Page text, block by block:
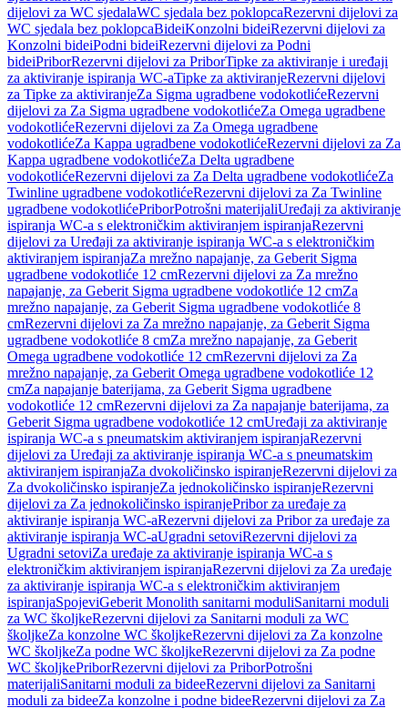
dijelovi za WC sjedalaWC sjedala bez poklopcaRezervni dijelovi za
WC sjedala bez poklopcaBideiKonzolni bideiRezervni dijelovi za
Konzolni bideiPodni bideiRezervni dijelovi za Podni
bideiPriborRezervni dijelovi za PriborTipke za aktiviranje i uređaji
za aktiviranje ispiranja WC-aTipke za aktiviranjeRezervni dijelovi
za Tipke za aktiviranjeZa Sigma ugradbene vodokotlićeRezervni
dijelovi za Za Sigma ugradbene vodokotlićeZa Omega ugradbene
vodokotlićeRezervni dijelovi za Za Omega ugradbene
vodokotlićeZa Kappa ugradbene vodokotlićeRezervni dijelovi za Za
Kappa ugradbene vodokotlićeZa Delta ugradbene
vodokotlićeRezervni dijelovi za Za Delta ugradbene vodokotlićeZa
Twinline ugradbene vodokotlićeRezervni dijelovi za Za Twinline
ugradbene vodokotlićePriborPotrošni materijaliUređaji za aktiviranje
ispiranja WC-a s elektroničkim aktiviranjem ispiranjaRezervni
dijelovi za Uređaji za aktiviranje ispiranja WC-a s elektroničkim
aktiviranjem ispiranjaZa mrežno napajanje, za Geberit Sigma
ugradbene vodokotliće 12 cmRezervni dijelovi za Za mrežno
napajanje, za Geberit Sigma ugradbene vodokotliće 12 cmZa
mrežno napajanje, za Geberit Sigma ugradbene vodokotliće 8
cmRezervni dijelovi za Za mrežno napajanje, za Geberit Sigma
ugradbene vodokotliće 8 cmZa mrežno napajanje, za Geberit
Omega ugradbene vodokotliće 12 cmRezervni dijelovi za Za
mrežno napajanje, za Geberit Omega ugradbene vodokotliće 12
cmZa napajanje baterijama, za Geberit Sigma ugradbene
vodokotliće 12 cmRezervni dijelovi za Za napajanje baterijama, za
Geberit Sigma ugradbene vodokotliće 12 cmUređaji za aktiviranje
ispiranja WC-a s pneumatskim aktiviranjem ispiranjaRezervni
dijelovi za Uređaji za aktiviranje ispiranja WC-a s pneumatskim
aktiviranjem ispiranjaZa dvokoličinsko ispiranjeRezervni dijelovi za
Za dvokoličinsko ispiranjeZa jednokoličinsko ispiranjeRezervni
dijelovi za Za jednokoličinsko ispiranjePribor za uređaje za
aktiviranje ispiranja WC-aRezervni dijelovi za Pribor za uređaje za
aktiviranje ispiranja WC-aUgradni setoviRezervni dijelovi za
Ugradni setoviZa uređaje za aktiviranje ispiranja WC-a s
elektroničkim aktiviranjem ispiranjaRezervni dijelovi za Za uređaje
za aktiviranje ispiranja WC-a s elektroničkim aktiviranjem
ispiranjaSpojeviGeberit Monolith sanitarni moduliSanitarni moduli
za WC školjkeRezervni dijelovi za Sanitarni moduli za WC
školjkeZa konzolne WC školjkeRezervni dijelovi za Za konzolne
WC školjkeZa podne WC školjkeRezervni dijelovi za Za podne
WC školjkePriborRezervni dijelovi za PriborPotrošni
materijaliSanitarni moduli za bideeRezervni dijelovi za Sanitarni
moduli za bideeZa konzolne i podne bideeRezervni dijelovi za Za